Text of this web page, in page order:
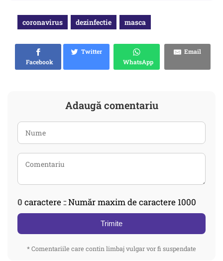
coronavirus dezinfectie masca
Facebook
Twitter
WhatsApp
Email
Adaugă comentariu
0 caractere :: Număr maxim de caractere 1000
Trimite
* Comentariile care contin limbaj vulgar vor fi suspendate